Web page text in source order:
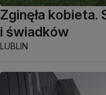
Zginęła
i świadków
LUBLIN